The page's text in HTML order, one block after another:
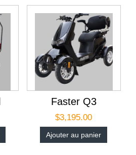
Faster Q3
$3,195.00
Ajouter au panier